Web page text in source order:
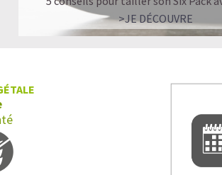
VÉGAN
SANS HUILE
Le chocolat
transformations
quand nous ajoutons
>JE DÉCOUVRE